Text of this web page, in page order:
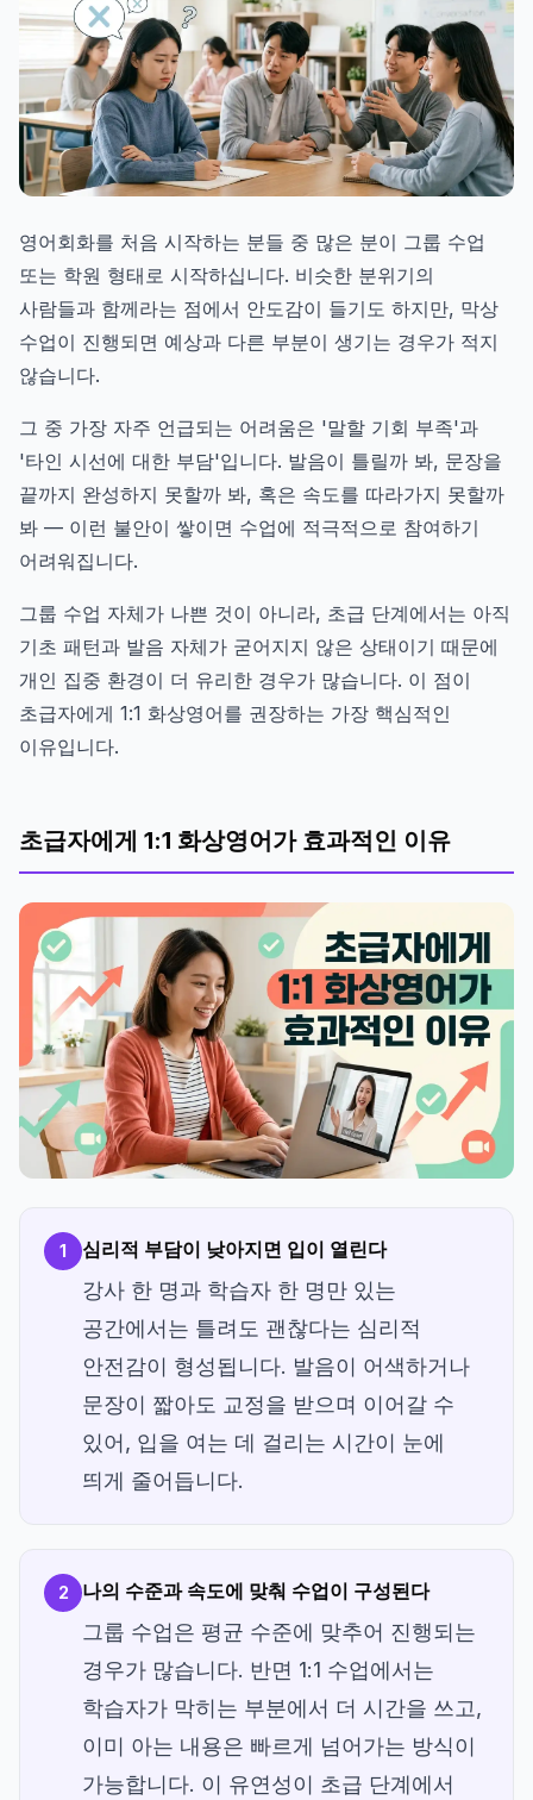
영어회화를 처음 시작하는 분들 중 많은 분이 그룹 수업
또는 학원 형태로 시작하십니다. 비슷한 분위기의
사람들과 함께라는 점에서 안도감이 들기도 하지만, 막상
수업이 진행되면 예상과 다른 부분이 생기는 경우가 적지
않습니다.
그 중 가장 자주 언급되는 어려움은 '말할 기회 부족'과
'타인 시선에 대한 부담'입니다. 발음이 틀릴까 봐, 문장을
끝까지 완성하지 못할까 봐, 혹은 속도를 따라가지 못할까
봐 — 이런 불안이 쌓이면 수업에 적극적으로 참여하기
어려워집니다.
그룹 수업 자체가 나쁜 것이 아니라, 초급 단계에서는 아직
기초 패턴과 발음 자체가 굳어지지 않은 상태이기 때문에
개인 집중 환경이 더 유리한 경우가 많습니다. 이 점이
초급자에게 1:1 화상영어를 권장하는 가장 핵심적인
이유입니다.
초급자에게 1:1 화상영어가 효과적인 이유
1 심리적 부담이 낮아지면 입이 열린다
강사 한 명과 학습자 한 명만 있는
공간에서는 틀려도 괜찮다는 심리적
안전감이 형성됩니다. 발음이 어색하거나
문장이 짧아도 교정을 받으며 이어갈 수
있어, 입을 여는 데 걸리는 시간이 눈에
띄게 줄어듭니다.
2 나의 수준과 속도에 맞춰 수업이 구성된다
그룹 수업은 평균 수준에 맞추어 진행되는
경우가 많습니다. 반면 1:1 수업에서는
학습자가 막히는 부분에서 더 시간을 쓰고,
이미 아는 내용은 빠르게 넘어가는 방식이
가능합니다. 이 유연성이 초급 단계에서